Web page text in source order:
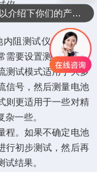
阻测试仪的电源开
需要设置测试模式，
测试模式适用于大多
信号，然后测量电池
则更适用于一些对精
一些。
。如果不确定电池
行初步测试，然后再
结果。
可以介绍下你们的产品么